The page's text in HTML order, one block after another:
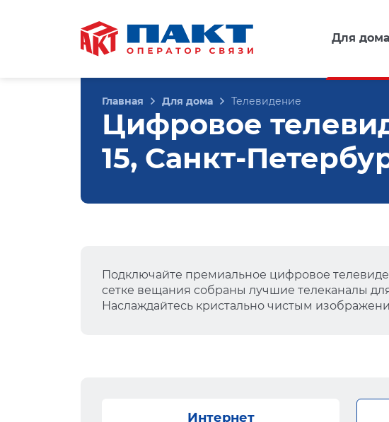
Для дома
Главная Для дома Телевидение
Цифровое
15, Санкт-
Подключайте премиальное цифровое
сетке вещания собраны лучшие телеканалы
Наслаждайтесь кристально чистым
Интернет